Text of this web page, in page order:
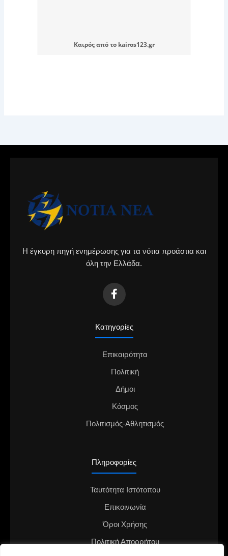
Καιρόςαπό το kairos123.gr
Η έγκυρη πηγή ενημέρωσης για τα νότια προάστια και
όλη την Ελλάδα.
Κατηγορίες
Επικαιρότητα
Πολιτική
Δήμοι
Κόσμος
Πολιτισμός-Αθλητισμός
Πληροφορίες
Ταυτότητα Ιστότοπου
Επικοινωνία
Όροι Χρήσης
Πολιτική Απορρήτου